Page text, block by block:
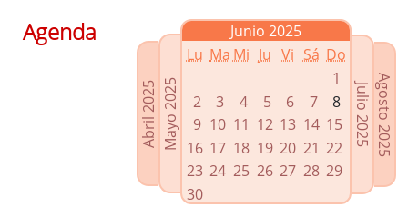
Grupos Políticos
Enlaces relacionados
Agenda de Presidencia
Plenos provinciales y Juntas de gobierno
Oficina de Proyectos Europeos
Abril 2025Mayo 2025
Junio 2025
Lu Ma Mi Ju Vi Sá Do
1
2
3 4 5 6 7
8
9 10 11 12 13 14 15
16 17 18 19 20 21 22
23 24 25 26 27 28 29
30
Agosto 2025
Julio 2025
Agenda